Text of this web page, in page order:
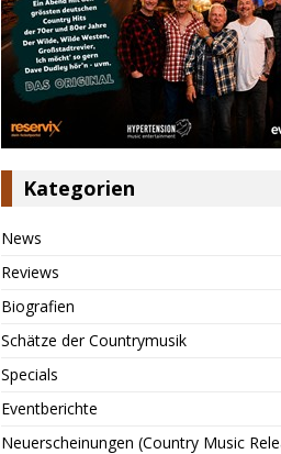
Kategorien
News
Reviews
Biografien
Schätze der Countrymusik
Specials
Eventberichte
Neuerscheinungen (Country Music